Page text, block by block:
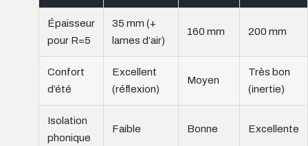
Épaisseur
pour R=5
35 mm (+
lames d’air)
160 mm 200 mm
Confort
d’été
Excellent
(réflexion)
Moyen
Très bon
(inertie)
Isolation
phonique
Faible Bonne Excellente